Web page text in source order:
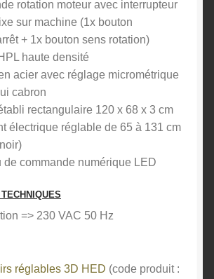
rotation moteur avec interrupteur
sur machine (1x bouton
+ 1x bouton sens rotation)
haute densité
acier avec réglage micrométrique
cabron
rectangulaire 120 x 68 x 3 cm
électrique réglable de 65 à 131 cm
de commande numérique LED
=> 230 VAC 50 Hz
réglables 3D HED (code produit :